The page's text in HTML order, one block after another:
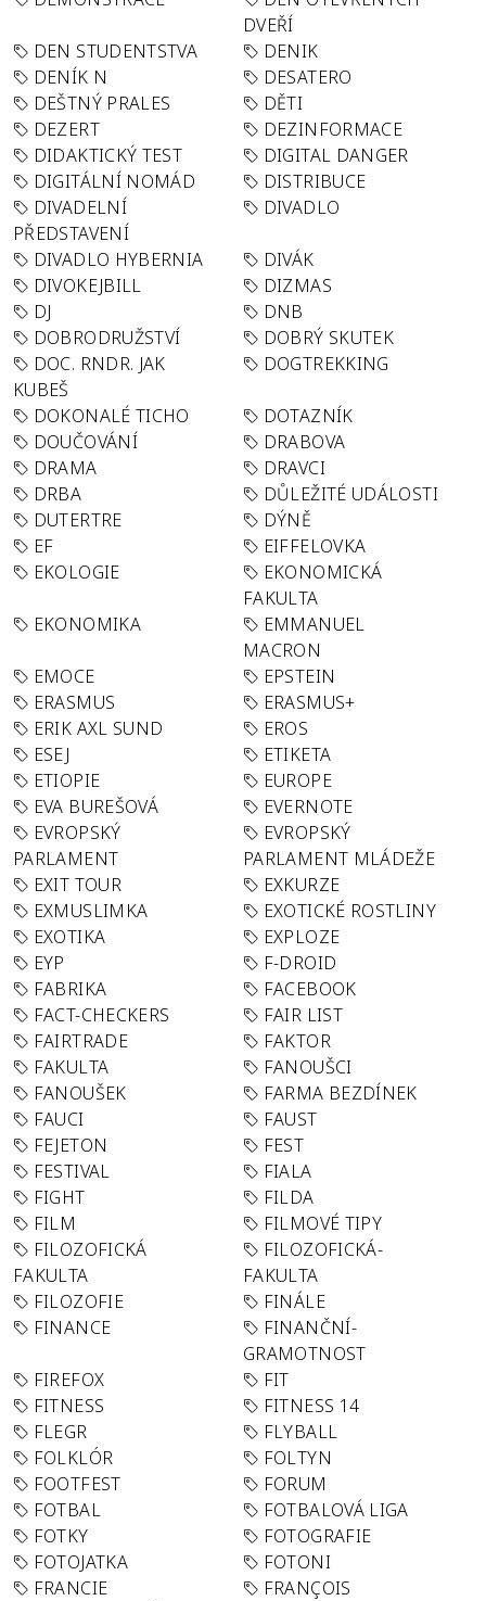
DVEŘÍ
DEN STUDENTSTVA
DENIK
DENÍK N
DESATERO
DEŠTNÝ PRALES
DĚTI
DEZERT
DEZINFORMACE
DIDAKTICKÝ TEST
DIGITAL DANGER
DIGITÁLNÍ NOMÁD
DISTRIBUCE
DIVADELNÍ
PŘEDSTAVENÍ
DIVADLO
DIVADLO HYBERNIA
DIVÁK
DIVOKEJBILL
DIZMAS
DJ
DNB
DOBRODRUŽSTVÍ
DOBRÝ SKUTEK
DOC. RNDR. JAK
KUBEŠ
DOGTREKKING
DOKONALÉ TICHO
DOTAZNÍK
DOUČOVÁNÍ
DRABOVA
DRAMA
DRAVCI
DRBA
DŮLEŽITÉ UDÁLOSTI
DUTERTRE
DÝNĚ
EF
EIFFELOVKA
EKOLOGIE
EKONOMICKÁ
FAKULTA
EKONOMIKA
EMMANUEL
MACRON
EMOCE
EPSTEIN
ERASMUS
ERASMUS+
ERIK AXL SUND
EROS
ESEJ
ETIKETA
ETIOPIE
EUROPE
EVA BUREŠOVÁ
EVERNOTE
EVROPSKÝ
PARLAMENT
EVROPSKÝ
PARLAMENT MLÁDEŽE
EXIT TOUR
EXKURZE
EXMUSLIMKA
EXOTICKÉ ROSTLINY
EXOTIKA
EXPLOZE
EYP
F-DROID
FABRIKA
FACEBOOK
FACT-CHECKERS
FAIR LIST
FAIRTRADE
FAKTOR
FAKULTA
FANOUŠCI
FANOUŠEK
FARMA BEZDÍNEK
FAUCI
FAUST
FEJETON
FEST
FESTIVAL
FIALA
FIGHT
FILDA
FILM
FILMOVÉ TIPY
FILOZOFICKÁ
FAKULTA
FILOZOFICKÁ-
FAKULTA
FILOZOFIE
FINÁLE
FINANCE
FINANČNÍ-
GRAMOTNOST
FIREFOX
FIT
FITNESS
FITNESS 14
FLEGR
FLYBALL
FOLKLÓR
FOLTYN
FOOTFEST
FORUM
FOTBAL
FOTBALOVÁ LIGA
FOTKY
FOTOGRAFIE
FOTOJATKA
FOTONI
FRANCIE
FRANÇOIS